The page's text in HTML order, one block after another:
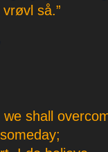
så.”
shall